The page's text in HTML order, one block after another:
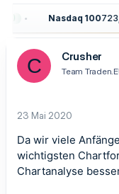
r
a
m
Nasdaq 100723,03
C Crusher
Team
23 Mai 2020
Da wir viele
wichtigsten
Chartanalyse